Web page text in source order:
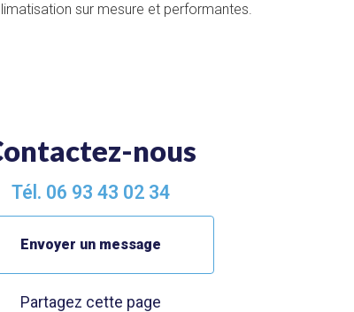
sur mesure et performantes.
nous
Tél. 06 93 43 02 34
Envoyer un message
Partagez cette page